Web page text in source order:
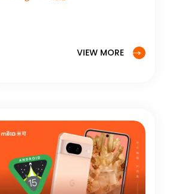
VIEW MORE